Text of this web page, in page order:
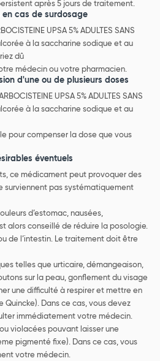
après 5 jours de traitement.
en cas de surdosage
UPSA 5% ADULTES SANS
à la saccharine sodique et au
dû
médecin ou votre pharmacien.
d'une ou de plusieurs doses
UPSA 5% ADULTES SANS
à la saccharine sodique et au
pour compenser la dose que vous
éventuels
ce médicament peut provoquer des
surviennent pas systématiquement
d’estomac, nausées,
alors conseillé de réduire la posologie.
de l’intestin. Le traitement doit être
telles que urticaire, démangeaison,
sur la peau, gonflement du visage
une difficulté à respirer et mettre en
Dans ce cas, vous devez
immédiatement votre médecin.
violacées pouvant laisser une
pigmenté fixe). Dans ce cas, vous
votre médecin.